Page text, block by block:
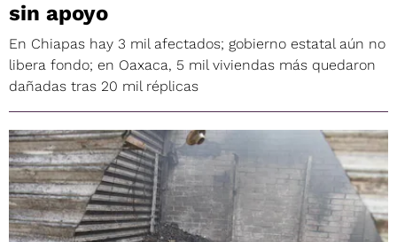
sin apoyo
En Chiapas hay 3 mil afectados; gobierno estatal aún no
libera fondo; en Oaxaca, 5 mil viviendas más quedaron
dañadas tras 20 mil réplicas